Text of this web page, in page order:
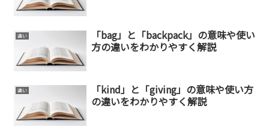
違い
「bag」と「backpack」の意味や使い
方の違いをわかりやすく解説
違い
「kind」と「giving」の意味や使い方
の違いをわかりやすく解説